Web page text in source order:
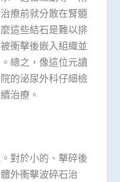
療前就分散在腎髓
這些結石是難以排
衝擊後嵌入組織並
總之，像這位元讀
的泌尿外科仔細檢
治療。
對於小的、擊碎後
外衝擊波碎石治